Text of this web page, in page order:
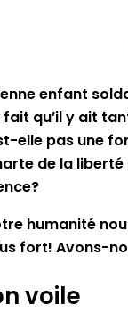
enfant
fait qu’il y ait
elle pas une
de la
humanité
fort! Avons-
voile